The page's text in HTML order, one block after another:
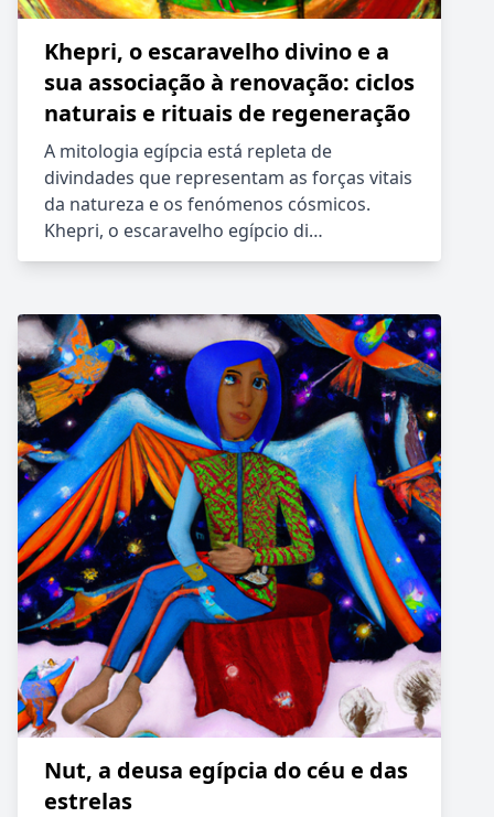
Khepri, o escaravelho divino e a
sua associação à renovação: ciclos
naturais e rituais de regeneração
A mitologia egípcia está repleta de
divindades que representam as forças vitais
da natureza e os fenómenos cósmicos.
Khepri, o escaravelho egípcio di…
Nut, a deusa egípcia do céu e das
estrelas